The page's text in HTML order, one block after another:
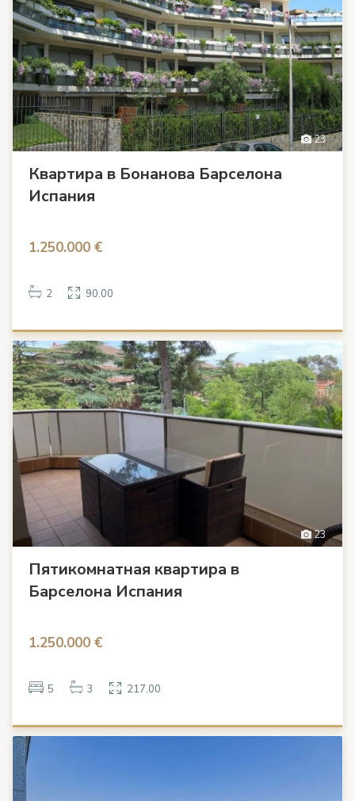
23
Квартира в Бонанова Барселона
Испания
1.250.000 €
2 90.00
23
Пятикомнатная квартира в
Барселона Испания
1.250.000 €
5 3 217.00